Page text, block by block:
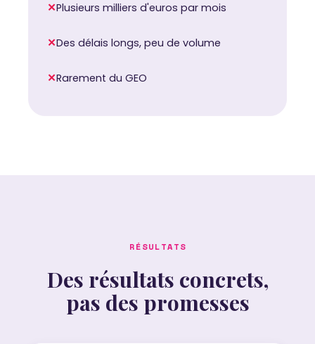
✕Plusieurs milliers d'euros par mois
✕Des délais longs, peu de volume
✕Rarement du GEO
RÉSULTATS
Des résultats concrets,
pas des promesses